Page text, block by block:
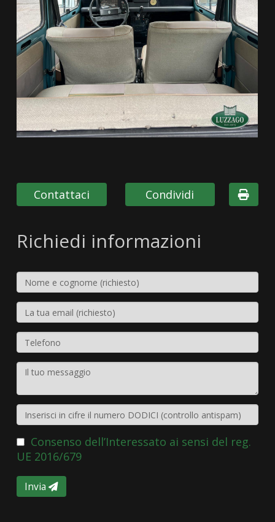
Contattaci Condividi
Richiedi informazioni
Consenso dell’Interessato ai sensi del reg.
UE 2016/679
Invia